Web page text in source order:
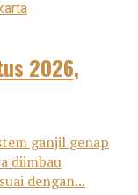
2026,
ganjil genap
diimbau
dengan...